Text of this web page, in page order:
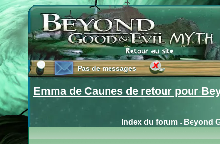
Pas de messages
Pas de messages
Emma de Caunes de retour pour
Index du forum» Beyond